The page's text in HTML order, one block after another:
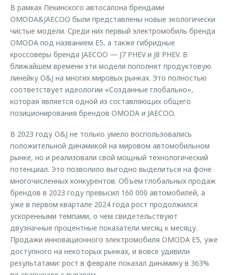
Запчасти
В рамках Пекинского автосалона брендами
OMODA&JAECOO были представлены новые экологически
чистые модели. Среди них первый электромобиль бренда
OMODA под названием E5, а также гибридные
кроссоверы бренда JAECOO — J7 PHEV и J8 PHEV. В
ближайшем времени эти модели пополнят продуктовую
линейку O&J на многих мировых рынках. Это полностью
соответствует идеологии «Созданные глобально»,
которая является одной из составляющих общего
позиционирования брендов OMODA и JAECOO.
В 2023 году O&J не только умело воспользовались
положительной динамикой на мировом автомобильном
рынке, но и реализовали свой мощный технологический
потенциал. Это позволило выгодно выделиться на фоне
многочисленных конкурентов. Объем глобальных продаж
брендов в 2023 году превысил 160 000 автомобилей, а
уже в первом квартале 2024 года рост продолжился
ускоренными темпами, о чем свидетельствуют
двузначные процентные показатели месяц к месяцу.
Продажи инновационного электромобиля OMODA E5, уже
доступного на некоторых рынках, и вовсе удивили
результатами: рост в феврале показал динамику в 363%